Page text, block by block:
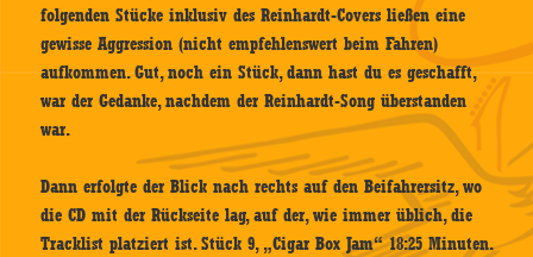
folgenden Stücke inklusiv des Reinhardt-Covers ließen eine
gewisse Aggression (nicht empfehlenswert beim Fahren)
aufkommen. Gut, noch ein Stück, dann hast du es geschafft,
war der Gedanke, nachdem der Reinhardt-Song überstanden
war.
Dann erfolgte der Blick nach rechts auf den Beifahrersitz, wo
die CD mit der Rückseite lag, auf der, wie immer üblich, die
Tracklist platziert ist. Stück 9, „Cigar Box Jam“ 18:25 Minuten.